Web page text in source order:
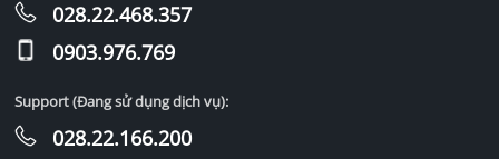
028.22.468.357
0903.976.769
Support (Đang sử dụng dịch vụ):
028.22.166.200